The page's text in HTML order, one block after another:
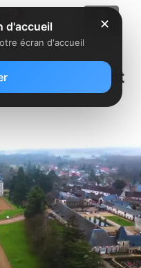
également
✕
d'accueil
écran d'accueil